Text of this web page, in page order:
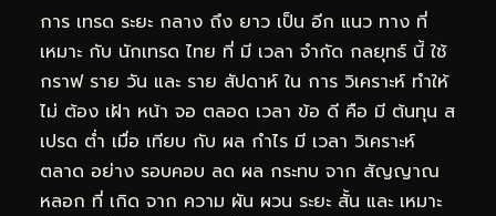
การ เทรด ระยะ กลาง ถึง ยาว เป็น อีก แนว ทาง ที่
เหมาะ กับ นักเทรด ไทย ที่ มี เวลา จำกัด กลยุทธ์ นี้ ใช้
กราฟ ราย วัน และ ราย สัปดาห์ ใน การ วิเคราะห์ ทำให้
ไม่ ต้อง เฝ้า หน้า จอ ตลอด เวลา ข้อ ดี คือ มี ต้นทุน ส
เปรด ต่ำ เมื่อ เทียบ กับ ผล กำไร มี เวลา วิเคราะห์
ตลาด อย่าง รอบคอบ ลด ผล กระทบ จาก สัญญาณ
หลอก ที่ เกิด จาก ความ ผัน ผวน ระยะ สั้น และ เหมาะ